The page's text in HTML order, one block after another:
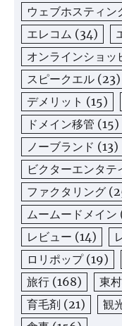
ウェブホスティン
エレコム (34)
オンラインショッ
スピークエル (23)
デメリット (15)
ドメイン移管 (15)
ノーブランド (13)
ビクターエンタテ
ファクタリング
ムームードメイン
レビュー (14)
ロリポップ(19)
旅行 (168) 東
育毛剤 (21) 観